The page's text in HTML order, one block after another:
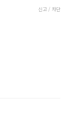
신고 / 차단